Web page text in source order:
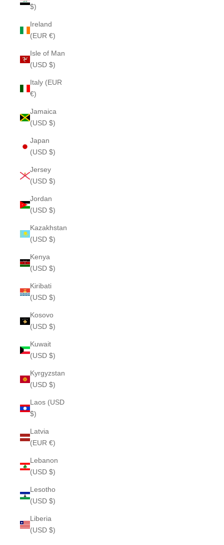
$)
Ireland
(EUR €)
Isle of Man
(USD $)
Italy (EUR
€)
Jamaica
(USD $)
Japan
(USD $)
Jersey
(USD $)
Jordan
(USD $)
Kazakhstan
(USD $)
Kenya
(USD $)
Kiribati
(USD $)
Kosovo
(USD $)
Kuwait
(USD $)
Kyrgyzstan
(USD $)
Laos (USD
$)
Latvia
(EUR €)
Lebanon
(USD $)
Lesotho
(USD $)
Liberia
(USD $)